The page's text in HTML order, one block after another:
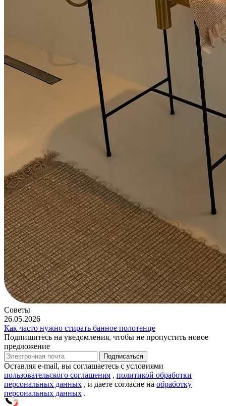
Советы
26.05.2026
Как часто нужно стирать банное полотенце
Подпишитесь на уведомления, чтобы не пропустить новое
предложение
Оставляя e-mail, вы соглашаетесь с условиями
пользовательского соглашения , политикой обработки
персональных данных , и даете согласие на обработку
персональных данных .